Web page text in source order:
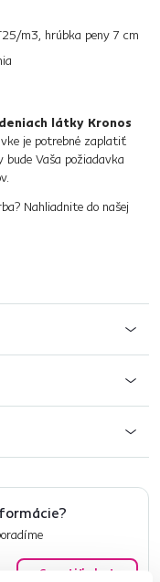
m3, hrúbka peny 7 cm
látky Kronos
je potrebné zaplatiť
Vaša požiadavka
Nahliadnite do našej
Spustiť chat